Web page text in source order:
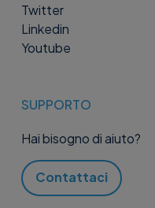
Twitter
Linkedin
Youtube
SUPPORTO
Hai bisogno di aiuto?
Contattaci